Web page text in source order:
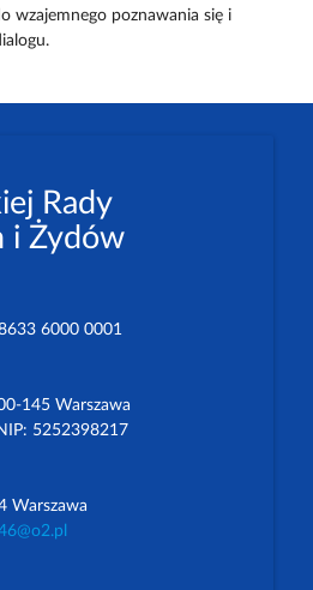
wzajemnego poznawania się i
Rady
i Żydów
6000 0001
145 Warszawa
5252398217
Warszawa